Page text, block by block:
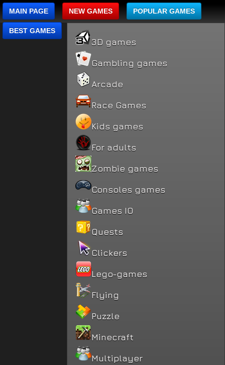
MAIN PAGE NEW GAMES POPULAR GAMES
BEST GAMES
3D games
Gambling games
Arcade
Race Games
Kids games
For adults
Zombie games
Consoles games
Games IO
Quests
Clickers
Lego-games
Flying
Puzzle
Minecraft
Multiplayer